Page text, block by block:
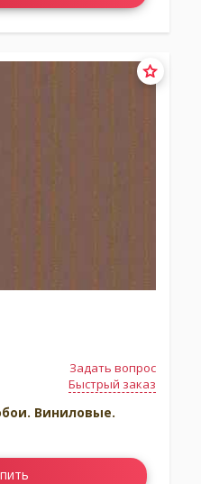
Задать вопрос
Быстрый заказ
Виниловые.